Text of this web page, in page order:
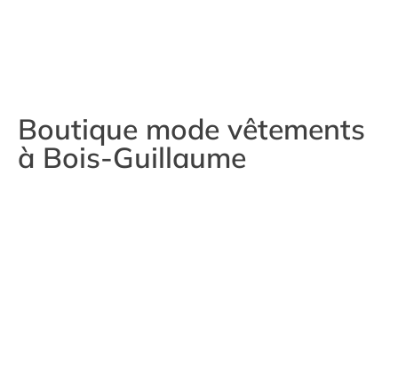
Boutique mode vêtements
à Bois-Guillaume